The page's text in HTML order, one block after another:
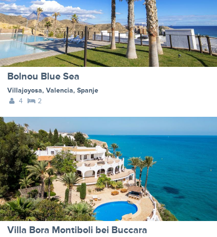
Bolnou Blue Sea
Villajoyosa, Valencia, Spanje
4
2
Villa Bora Montiboli bei Buccara